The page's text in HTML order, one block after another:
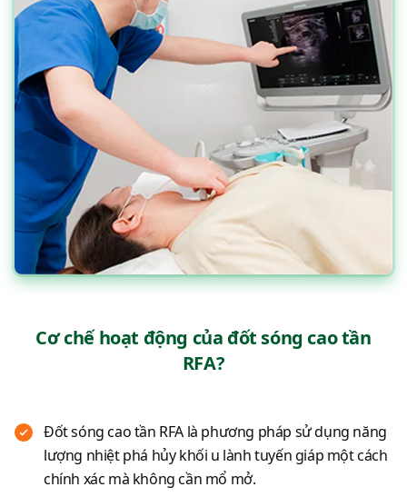
Cơ chế hoạt động của đốt sóng cao tần
RFA?
Đốt sóng cao tần RFA là phương pháp sử dụng năng
lượng nhiệt phá hủy khối u lành tuyến giáp một cách
chính xác mà không cần mổ mở.